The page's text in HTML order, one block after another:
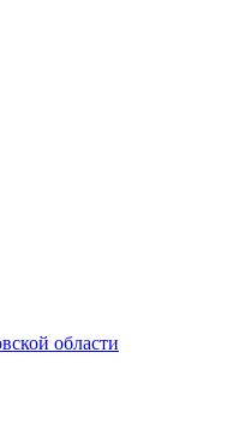
области